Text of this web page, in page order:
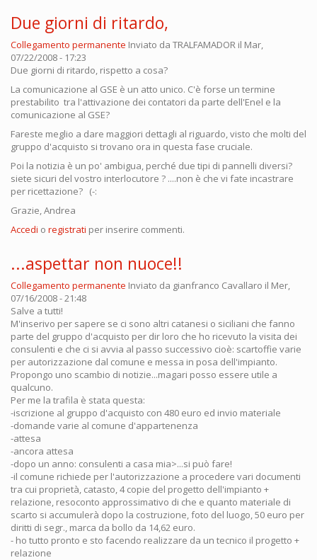
Due giorni di ritardo,
Collegamento permanente Inviato da TRALFAMADOR il Mar,
07/22/2008 - 17:23
Due giorni di ritardo, rispetto a cosa?
La comunicazione al GSE è un atto unico. C'è forse un termine
prestabilito tra l'attivazione dei contatori da parte dell'Enel e la
comunicazione al GSE?
Fareste meglio a dare maggiori dettagli al riguardo, visto che molti del
gruppo d'acquisto si trovano ora in questa fase cruciale.
Poi la notizia è un po' ambigua, perché due tipi di pannelli diversi?
siete sicuri del vostro interlocutore ? ....non è che vi fate incastrare
per ricettazione? (-:
Grazie, Andrea
Accedi o registrati per inserire commenti.
...aspettar non nuoce!!
Collegamento permanente Inviato da gianfranco Cavallaro il Mer,
07/16/2008 - 21:48
Salve a tutti!
M'inserivo per sapere se ci sono altri catanesi o siciliani che fanno
parte del gruppo d'acquisto per dir loro che ho ricevuto la visita dei
consulenti e che ci si avvia al passo successivo cioè: scartoffie varie
per autorizzazione dal comune e messa in posa dell'impianto.
Propongo uno scambio di notizie...magari posso essere utile a
qualcuno.
Per me la trafila è stata questa:
-iscrizione al gruppo d'acquisto con 480 euro ed invio materiale
-domande varie al comune d'appartenenza
-attesa
-ancora attesa
-dopo un anno: consulenti a casa mia>...si può fare!
-il comune richiede per l'autorizzazione a procedere vari documenti
tra cui proprietà, catasto, 4 copie del progetto dell'impianto +
relazione, resoconto approssimativo di che e quanto materiale di
scarto si accumulerà dopo la costruzione, foto del luogo, 50 euro per
diritti di segr., marca da bollo da 14,62 euro.
- ho tutto pronto e sto facendo realizzare da un tecnico il progetto +
relazione